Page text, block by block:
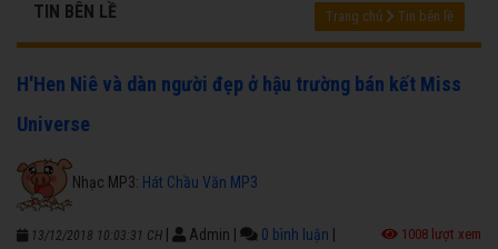
TIN BÊN LỀ Trang chủ Tin bên lề
H'Hen Niê và dàn người đẹp ở hậu trường bán kết Miss
Universe
Nhạc MP3: Hát Chầu Văn MP3
13/12/2018 10:03:31 CH Admin 0 bình luận 1008 lượt xem